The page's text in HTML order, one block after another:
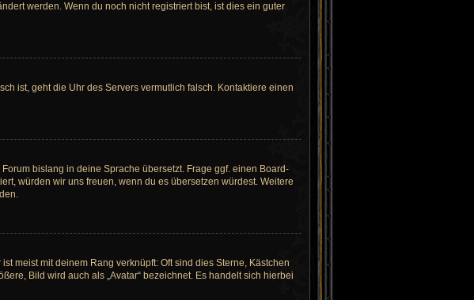
werden. Wenn du noch nicht registriert bist, ist dies ein guter
ist, geht die Uhr des Servers vermutlich falsch. Kontaktiere einen
bislang in deine Sprache übersetzt. Frage ggf. einen Board-
würden wir uns freuen, wenn du es übersetzen würdest. Weitere
meist mit deinem Rang verknüpft: Oft sind dies Sterne, Kästchen
Bild wird auch als „Avatar“ bezeichnet. Es handelt sich hierbei